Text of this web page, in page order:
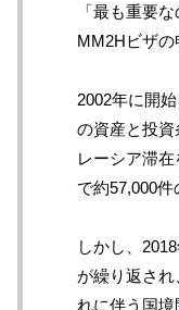
「最も重要
MM2Hビザの
2002年に開
の資産と投
レーシア滞
で約57,000件
しかし、
が繰り返さ
れに伴う国境